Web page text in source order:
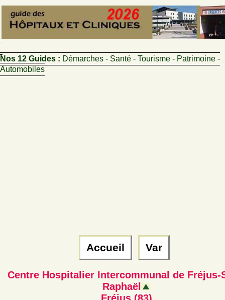
Nos 12 Guides : Démarches - Santé - Tourisme - Patrimoine -
Automobiles
Accueil Var
Centre Hospitalier Intercommunal de Fréjus-
Raphaël